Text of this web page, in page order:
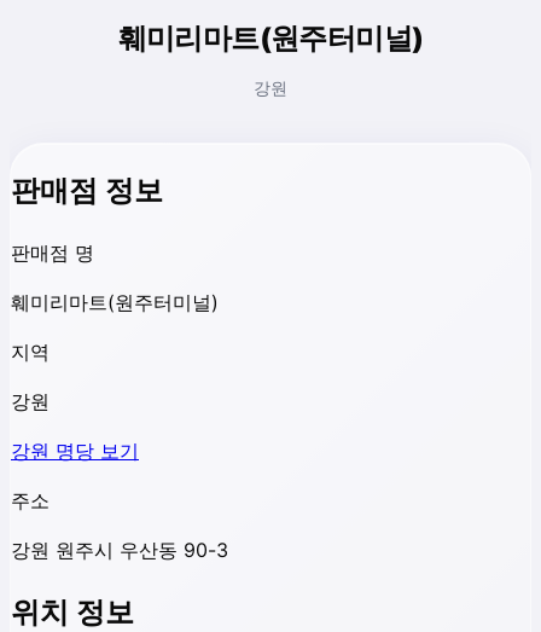
훼미리마트(원주터미널)
강원
판매점 정보
판매점 명
훼미리마트(원주터미널)
지역
강원
강원 명당 보기
주소
강원 원주시 우산동 90-3
위치 정보